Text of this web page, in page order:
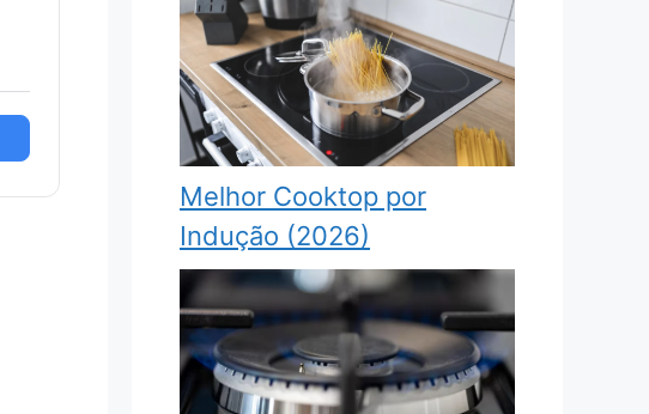
Melhor Cooktop por
Indução (2026)